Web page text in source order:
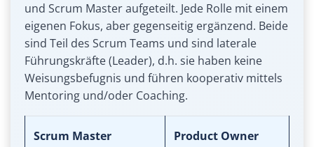
und Scrum Master aufgeteilt. Jede Rolle mit einem
eigenen Fokus, aber gegenseitig ergänzend. Beide
sind Teil des Scrum Teams und sind laterale
Führungskräfte (Leader), d.h. sie haben keine
Weisungsbefugnis und führen kooperativ mittels
Mentoring und/oder Coaching.
Scrum Master
Product Owner